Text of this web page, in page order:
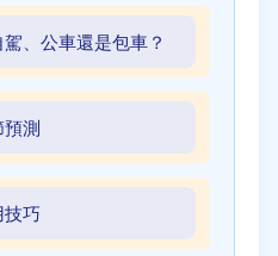
、公車還是包車？
測
巧